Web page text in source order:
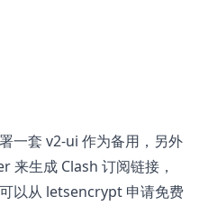
一套 v2-ui 作为备用，另外
生成 Clash 订阅链接，
以从 letsencrypt 申请免费